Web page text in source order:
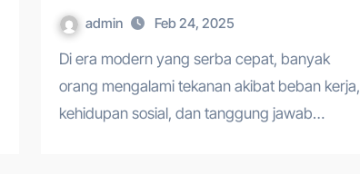
admin Feb 24, 2025
Di era modern yang serba cepat, banyak
orang mengalami tekanan akibat beban kerja,
kehidupan sosial, dan tanggung jawab…